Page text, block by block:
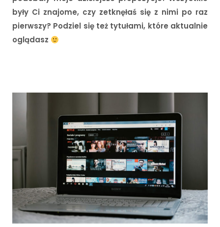
były Ci znajome, czy zetknęłaś się z nimi po raz
pierwszy? Podziel się też tytułami, które aktualnie
oglądasz